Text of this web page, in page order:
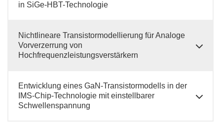
in SiGe-HBT-Technologie
Nichtlineare Transistormodellierung für Analoge
Vorverzerrung von
Hochfrequenzleistungsverstärkern
Entwicklung eines GaN-Transistormodells in der
IMS-Chip-Technologie mit einstellbarer
Schwellenspannung